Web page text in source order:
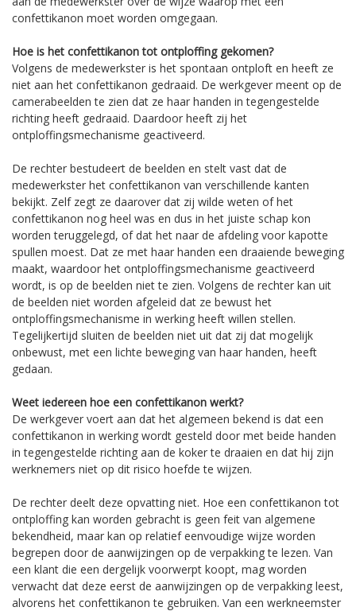
confettikanon moet worden omgegaan.
Hoe is het confettikanon tot ontploffing gekomen?
Volgens de medewerkster is het spontaan ontploft en heeft ze
niet aan het confettikanon gedraaid. De werkgever meent op de
camerabeelden te zien dat ze haar handen in tegengestelde
richting heeft gedraaid. Daardoor heeft zij het
ontploffingsmechanisme geactiveerd.
De rechter bestudeert de beelden en stelt vast dat de
medewerkster het confettikanon van verschillende kanten
bekijkt. Zelf zegt ze daarover dat zij wilde weten of het
confettikanon nog heel was en dus in het juiste schap kon
worden teruggelegd, of dat het naar de afdeling voor kapotte
spullen moest. Dat ze met haar handen een draaiende beweging
maakt, waardoor het ontploffingsmechanisme geactiveerd
wordt, is op de beelden niet te zien. Volgens de rechter kan uit
de beelden niet worden afgeleid dat ze bewust het
ontploffingsmechanisme in werking heeft willen stellen.
Tegelijkertijd sluiten de beelden niet uit dat zij dat mogelijk
onbewust, met een lichte beweging van haar handen, heeft
gedaan.
Weet iedereen hoe een confettikanon werkt?
De werkgever voert aan dat het algemeen bekend is dat een
confettikanon in werking wordt gesteld door met beide handen
in tegengestelde richting aan de koker te draaien en dat hij zijn
werknemers niet op dit risico hoefde te wijzen.
De rechter deelt deze opvatting niet. Hoe een confettikanon tot
ontploffing kan worden gebracht is geen feit van algemene
bekendheid, maar kan op relatief eenvoudige wijze worden
begrepen door de aanwijzingen op de verpakking te lezen. Van
een klant die een dergelijk voorwerpt koopt, mag worden
verwacht dat deze eerst de aanwijzingen op de verpakking leest,
alvorens het confettikanon te gebruiken. Van een werkneemster